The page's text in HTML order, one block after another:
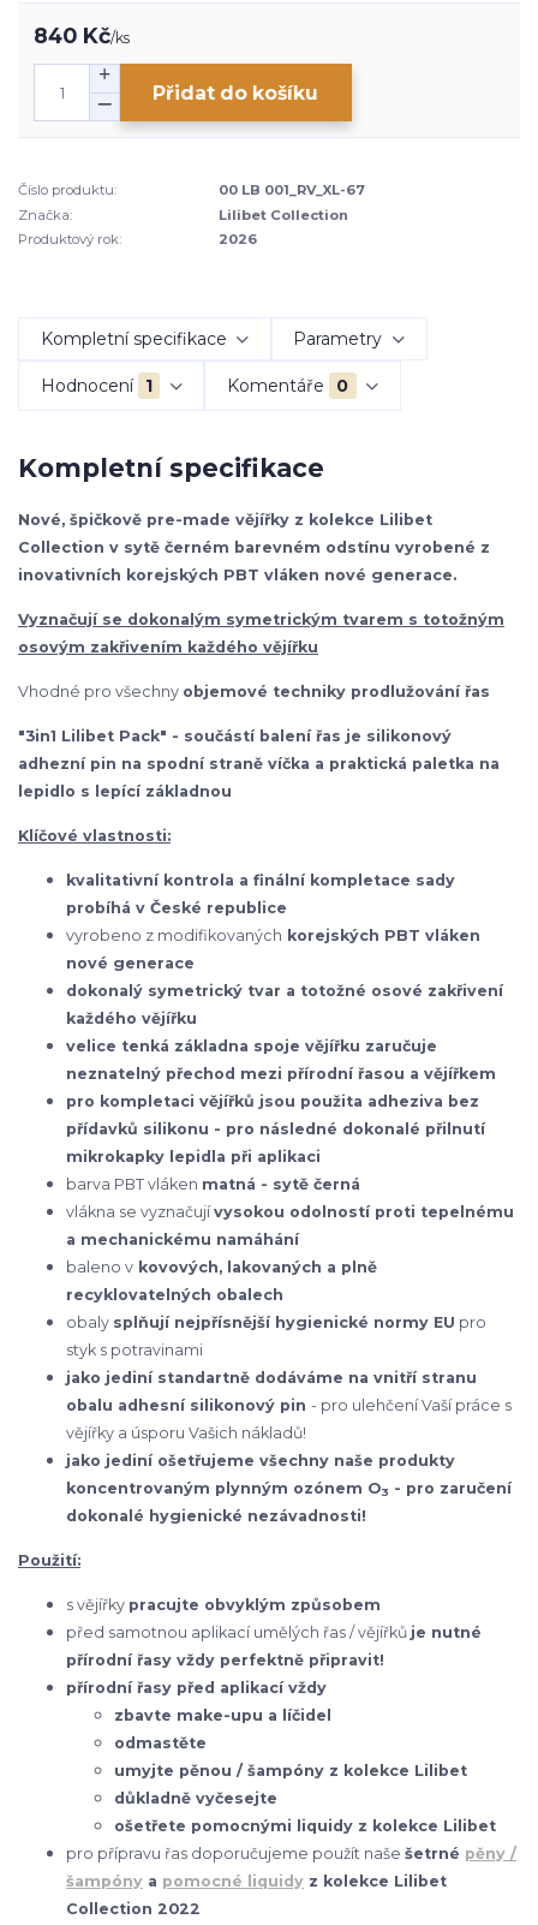
840 Kč/ks
Přidat do košíku
Číslo produktu:
00 LB 001_RV_XL-67
Značka:
Lilibet Collection
Produktový rok:
2026
Kompletní specifikace Parametry
Hodnocení 1 Komentáře 0
Kompletní specifikace
Nové, špičkově pre-made vějířky z kolekce Lilibet
Collection v sytě černém barevném odstínu vyrobené z
inovativních korejských PBT vláken nové generace.
Vyznačují se dokonalým symetrickým tvarem s totožným
osovým zakřivením každého vějířku
Vhodné pro všechny objemové techniky prodlužování řas
"3in1 Lilibet Pack" - součástí balení řas je silikonový
adhezní pin na spodní straně víčka a praktická paletka na
lepidlo s lepící základnou
Klíčové vlastnosti:
kvalitativní kontrola a finální kompletace sady
probíhá v České republice
vyrobeno z modifikovaných korejských PBT vláken
nové generace
dokonalý symetrický tvar a totožné osové zakřivení
každého vějířku
velice tenká základna spoje vějířku zaručuje
neznatelný přechod mezi přírodní řasou a vějířkem
pro kompletaci vějířků jsou použita adheziva bez
přídavků silikonu - pro následné dokonalé přilnutí
mikrokapky lepidla při aplikaci
barva PBT vláken matná - sytě černá
vlákna se vyznačujívysokou odolností proti tepelnému
a mechanickému namáhání
baleno v kovových, lakovaných a plně
recyklovatelných obalech
obaly splňují nejpřísnější hygienické normy EU pro
styk s potravinami
jako jediní standartně dodáváme na vnitří stranu
obalu adhesní silikonový pin - pro ulehčení Vaší práce s
vějířky a úsporu Vašich nákladů!
jako jediní ošetřujeme všechny naše produkty
koncentrovaným plynným ozónem O3 - pro zaručení
dokonalé hygienické nezávadnosti!
Použití:
s vějířky pracujte obvyklým způsobem
před samotnou aplikací umělých řas / vějířků je nutné
přírodní řasy vždy perfektně připravit!
přírodní řasy před aplikací vždy
zbavte make-upu a líčidel
odmastěte
umyjte pěnou / šampóny z kolekce Lilibet
důkladně vyčesejte
ošetřete pomocnými liquidy z kolekce Lilibet
pro přípravu řas doporučujeme použít naše šetrné pěny /
šampóny a pomocné liquidy z kolekce Lilibet
Collection 2022